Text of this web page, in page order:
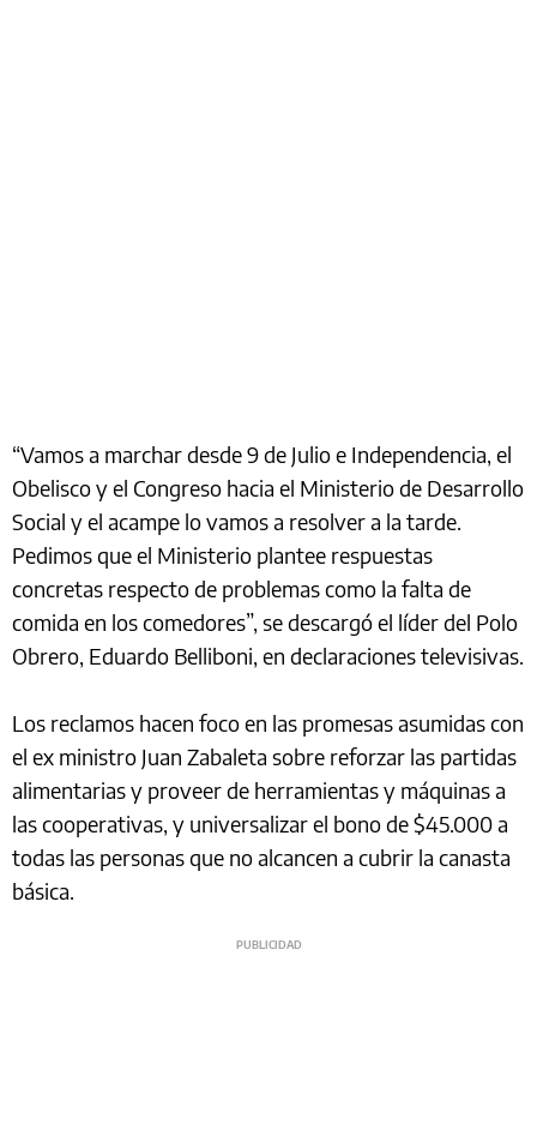
“Vamos a marchar desde 9 de Julio e Independencia, el
Obelisco y el Congreso hacia el Ministerio de Desarrollo
Social y el acampe lo vamos a resolver a la tarde.
Pedimos que el Ministerio plantee respuestas
concretas respecto de problemas como la falta de
comida en los comedores”, se descargó el líder del Polo
Obrero, Eduardo Belliboni, en declaraciones televisivas.
Los reclamos hacen foco en las promesas asumidas con
el ex ministro Juan Zabaleta sobre reforzar las partidas
alimentarias y proveer de herramientas y máquinas a
las cooperativas, y universalizar el bono de $45.000 a
todas las personas que no alcancen a cubrir la canasta
básica.